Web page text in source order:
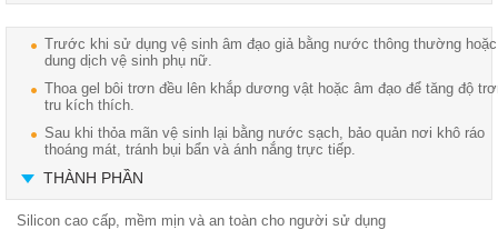
Trước khi sử dụng vệ sinh âm đạo giả bằng nước thông thường hoặc
dung dịch vệ sinh phụ nữ.
Thoa gel bôi trơn đều lên khắp dương vật hoặc âm đạo để tăng độ
tru kích thích.
Sau khi thỏa mãn vệ sinh lại bằng nước sạch, bảo quản nơi khô ráo
thoáng mát, tránh bụi bẩn và ánh nắng trực tiếp.
THÀNH PHẦN
Silicon cao cấp, mềm mịn và an toàn cho người sử dụng